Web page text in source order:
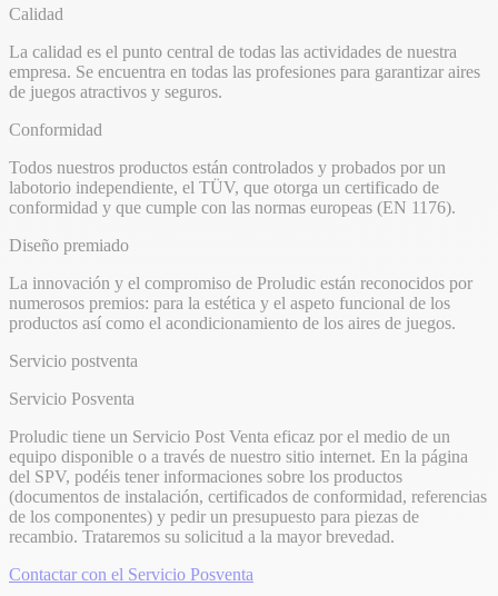
Calidad
La calidad es el punto central de todas las actividades de nuestra
empresa. Se encuentra en todas las profesiones para garantizar aires
de juegos atractivos y seguros.
Conformidad
Todos nuestros productos están controlados y probados por un
labotorio independiente, el TÜV, que otorga un certificado de
conformidad y que cumple con las normas europeas (EN 1176).
Diseño premiado
La innovación y el compromiso de Proludic están reconocidos por
numerosos premios: para la estética y el aspeto funcional de los
productos así como el acondicionamiento de los aires de juegos.
Servicio postventa
Servicio Posventa
Proludic tiene un Servicio Post Venta eficaz por el medio de un
equipo disponible o a través de nuestro sitio internet. En la página
del SPV, podéis tener informaciones sobre los productos
(documentos de instalación, certificados de conformidad, referencias
de los componentes) y pedir un presupuesto para piezas de
recambio. Trataremos su solicitud a la mayor brevedad.
Contactar con el Servicio Posventa